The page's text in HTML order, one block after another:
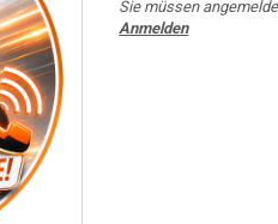
Sie müssen
Anmelden